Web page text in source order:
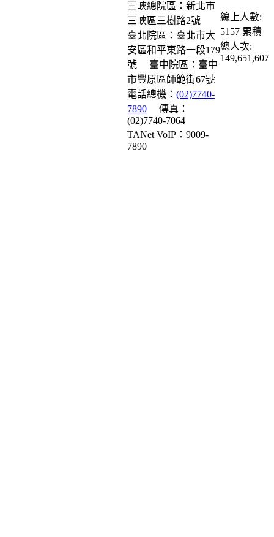
三峽總院區：新北市
三峽區三樹路2號
臺北院區：臺北市大
安區和平東路一段179
號
臺中院區：臺中
市豐原區師範街67號
電話總機： (02)7740-
7890
傳真：
(02)7740-7064
TANet VoIP：9009-
7890
線上人數:
5157 累積
總人次:
149,651,607